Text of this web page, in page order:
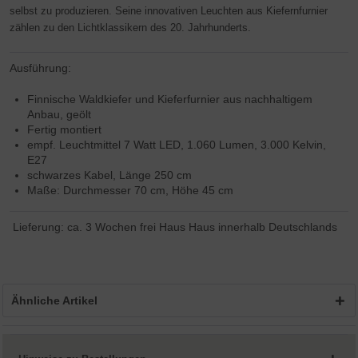
selbst zu produzieren. Seine innovativen Leuchten aus Kiefernfurnier
zählen zu den Lichtklassikern des 20. Jahrhunderts.
Ausführung:
Finnische Waldkiefer und Kieferfurnier aus nachhaltigem
Anbau, geölt
Fertig montiert
empf. Leuchtmittel 7 Watt LED, 1.060 Lumen, 3.000 Kelvin,
E27
schwarzes Kabel, Länge 250 cm
Maße: Durchmesser 70 cm, Höhe 45 cm
Lieferung: ca. 3 Wochen frei Haus Haus innerhalb Deutschlands
Ähnliche Artikel